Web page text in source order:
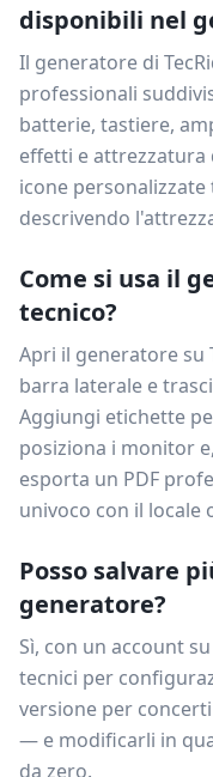
disponibili nel
Il generatore di
professionali
batterie, tastiere,
effetti e attrezzatura
icone
descrivendo
Come si usa il
tecnico?
Apri il generatore su
barra laterale e
Aggiungi etichette
posiziona i monitor
esporta un PDF
univoco con il locale
Posso salvare
generatore?
Sì, con un account
tecnici per
versione per
— e modificarli in
da zero.